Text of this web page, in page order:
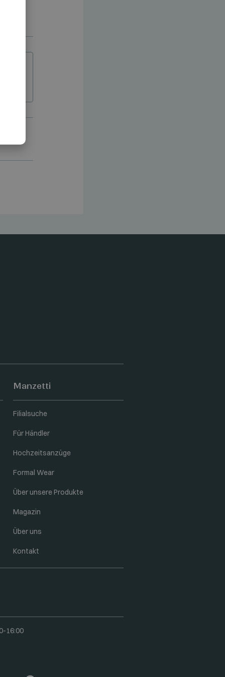
Manzetti
Filialsuche
Für Händler
Hochzeitsanzüge
Formal Wear
Über unsere Produkte
Magazin
Über uns
Kontakt
16:00